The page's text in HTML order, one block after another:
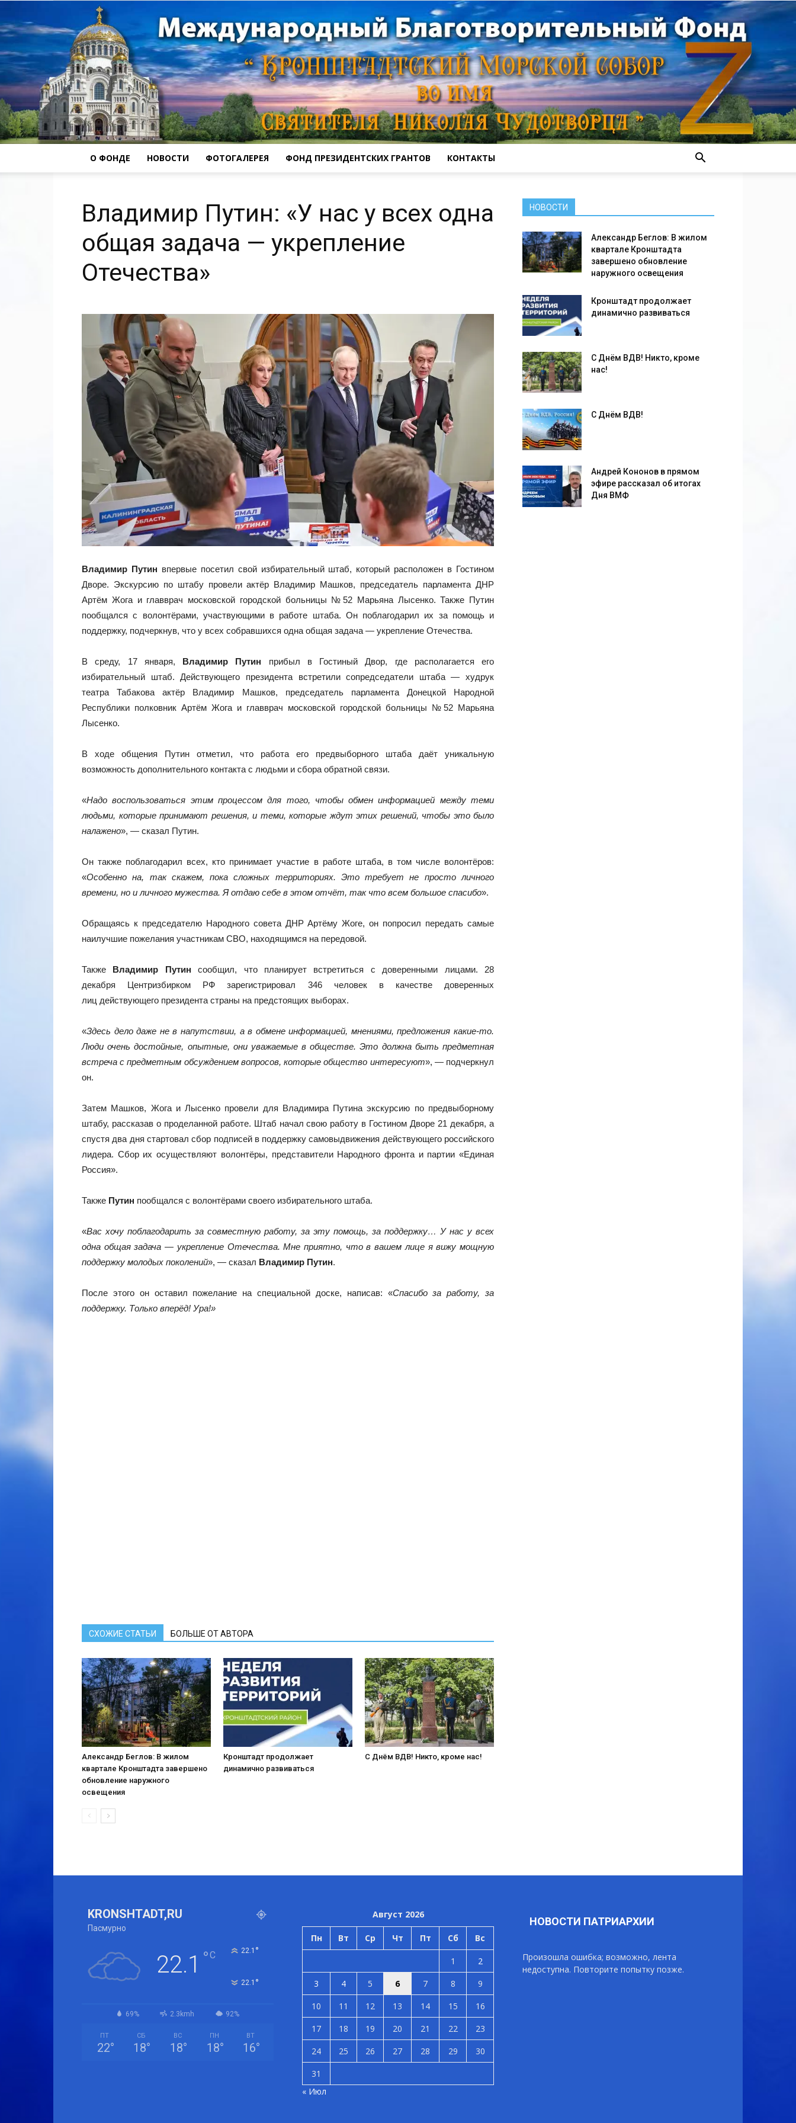
О ФОНДЕ НОВОСТИ ФОТОГАЛЕРЕЯ ФОНД ПРЕЗИДЕНТСКИХ ГРАНТОВ КОНТАКТЫ
Владимир Путин: «У нас у всех одна
общая задача — укрепление
Отечества»
Владимир Путин впервые посетил свой избирательный штаб, который расположен в Гостином
Дворе. Экскурсию по штабу провели актёр Владимир Машков, председатель парламента ДНР
Артём Жога и главврач московской городской больницы №52 Марьяна Лысенко. Также Путин
пообщался с волонтёрами, участвующими в работе штаба. Он поблагодарил их за помощь и
поддержку, подчеркнув, что у всех собравшихся одна общая задача — укрепление Отечества.
В среду, 17 января, Владимир Путин прибыл в Гостиный Двор, где располагается его
избирательный штаб. Действующего президента встретили сопредседатели штаба — худрук
театра Табакова актёр Владимир Машков, председатель парламента Донецкой Народной
Республики полковник Артём Жога и главврач московской городской больницы №52 Марьяна
Лысенко.
В ходе общения Путин отметил, что работа его предвыборного штаба даёт уникальную
возможность дополнительного контакта с людьми и сбора обратной связи.
«Надо воспользоваться этим процессом для того, чтобы обмен информацией между теми
людьми, которые принимают решения, и теми, которые ждут этих решений, чтобы это было
налажено», — сказал Путин.
Он также поблагодарил всех, кто принимает участие в работе штаба, в том числе волонтёров:
«Особенно на, так скажем, пока сложных территориях. Это требует не просто личного
времени, но и личного мужества. Я отдаю себе в этом отчёт, так что всем большое спасибо».
Обращаясь к председателю Народного совета ДНР Артёму Жоге, он попросил передать самые
наилучшие пожелания участникам СВО, находящимся на передовой.
Также Владимир Путин сообщил, что планирует встретиться с доверенными лицами. 28
декабря Центризбирком РФ зарегистрировал 346 человек в качестве доверенных
лиц действующего президента страны на предстоящих выборах.
«Здесь дело даже не в напутствии, а в обмене информацией, мнениями, предложения какие-то.
Люди очень достойные, опытные, они уважаемые в обществе. Это должна быть предметная
встреча с предметным обсуждением вопросов, которые общество интересуют», — подчеркнул
он.
Затем Машков, Жога и Лысенко провели для Владимира Путина экскурсию по предвыборному
штабу, рассказав о проделанной работе. Штаб начал свою работу в Гостином Дворе 21 декабря, а
спустя два дня стартовал сбор подписей в поддержку самовыдвижения действующего российского
лидера. Сбор их осуществляют волонтёры, представители Народного фронта и партии «Единая
Россия».
Также Путин пообщался с волонтёрами своего избирательного штаба.
«Вас хочу поблагодарить за совместную работу, за эту помощь, за поддержку… У нас у всех
одна общая задача — укрепление Отечества. Мне приятно, что в вашем лице я вижу мощную
поддержку молодых поколений», — сказал Владимир Путин.
После этого он оставил пожелание на специальной доске, написав: «Спасибо за работу, за
поддержку. Только вперёд! Ура!»
СХОЖИЕ СТАТЬИ БОЛЬШЕ ОТ АВТОРА
Александр Беглов: В жилом
квартале Кронштадта завершено
обновление наружного
освещения
Кронштадт продолжает
динамично развиваться
С Днём ВДВ! Никто, кроме нас!
НОВОСТИ
Александр Беглов: В жилом
квартале Кронштадта
завершено обновление
наружного освещения
Кронштадт продолжает
динамично развиваться
С Днём ВДВ! Никто, кроме
нас!
С Днём ВДВ!
Андрей Кононов в прямом
эфире рассказал об итогах
Дня ВМФ
KRONSHTADT,RU
Пасмурно
22.1 °C 22.1 °
22.1 °
69% 2.3kmh 92%
ПТ
22°
СБ
18°
ВС
18°
ПН
18°
ВТ
16°
Август 2026
Пн Вт Ср Чт Пт Сб Вс
1
2
3
4 5 6 7 8
9
10
11 12 13 14 15
16
17
18 19 20 21 22
23
24
25 26 27 28 29
30
31
« Июл
НОВОСТИ ПАТРИАРХИИ
Произошла ошибка; возможно, лента
недоступна. Повторите попытку позже.